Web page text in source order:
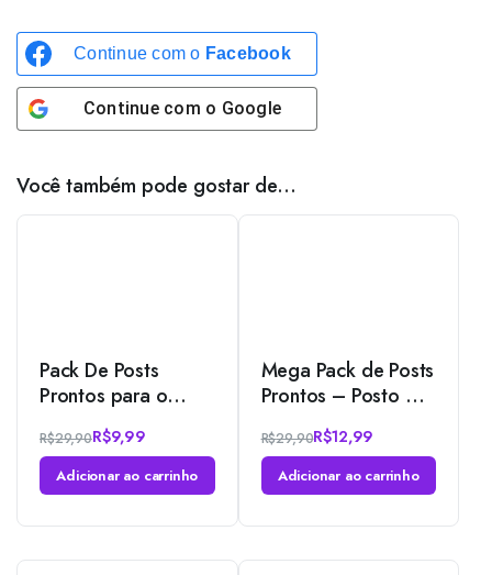
Continue com o Facebook
Continue com o Google
Você também pode gostar de…
Pack De Posts
Prontos para o
de Baterias
Automotivas
R$29,90R$9,99
Adicionar ao carrinho
Mega Pack de Posts
Prontos – Posto de
Combustível –
Troca de óleo +
Legendas para o
Canva
R$29,90R$12,99
Adicionar ao carrinho